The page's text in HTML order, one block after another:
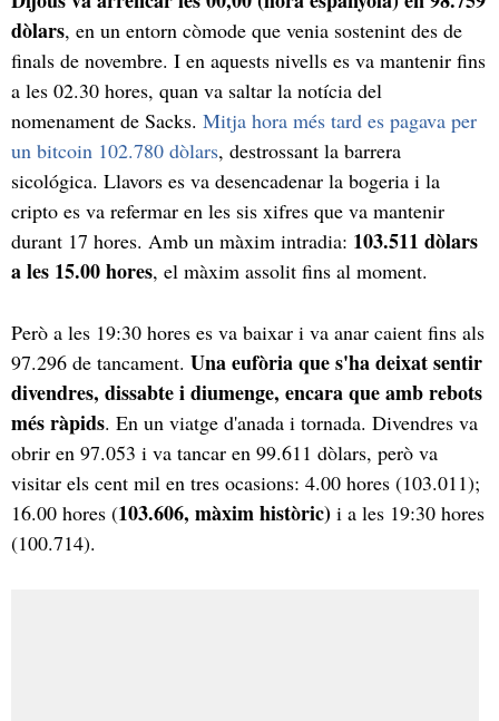
dòlars, en un entorn còmode que venia sostenint des de
finals de novembre. I en aquests nivells es va mantenir fins
a les 02.30 hores, quan va saltar la notícia del
nomenament de Sacks. Mitja hora més tard es pagava per
un bitcoin 102.780 dòlars, destrossant la barrera
sicológica. Llavors es va desencadenar la bogeria i la
cripto es va refermar en les sis xifres que va mantenir
durant 17 hores. Amb un màxim intradia: 103.511 dòlars
a les 15.00 hores, el màxim assolit fins al moment.
Però a les 19:30 hores es va baixar i va anar caient fins als
97.296 de tancament. Una eufòria que s'ha deixat sentir
divendres, dissabte i diumenge, encara que amb rebots
més ràpids. En un viatge d'anada i tornada. Divendres va
obrir en 97.053 i va tancar en 99.611 dòlars, però va
visitar els cent mil en tres ocasions: 4.00 hores (103.011);
16.00 hores (103.606, màxim històric) i a les 19:30 hores
(100.714).